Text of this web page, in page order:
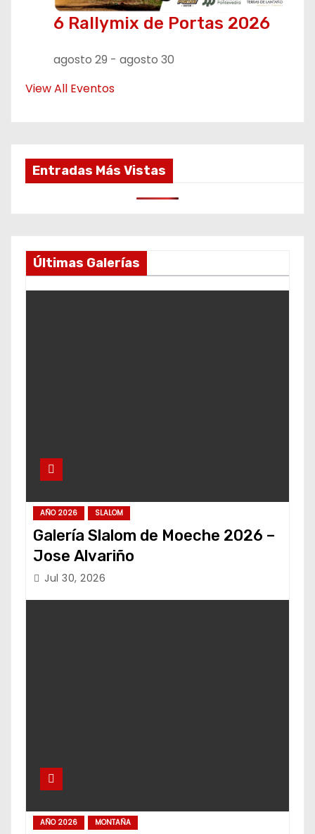
6 Rallymix de Portas 2026
agosto 29 - agosto 30
View All Eventos
Entradas Más Vistas
Últimas Galerías
AÑO 2026 SLALOM
Galería Slalom de Moeche 2026 –
Jose Alvariño
Jul 30, 2026
AÑO 2026 MONTAÑA